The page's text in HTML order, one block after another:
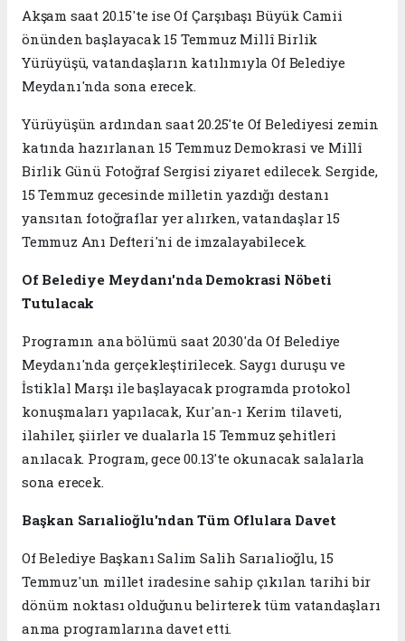
Akşam saat 20.15'te ise Of Çarşıbaşı Büyük Camii
önünden başlayacak 15 Temmuz Millî Birlik
Yürüyüşü, vatandaşların katılımıyla Of Belediye
Meydanı'nda sona erecek.
Yürüyüşün ardından saat 20.25'te Of Belediyesi zemin
katında hazırlanan 15 Temmuz Demokrasi ve Millî
Birlik Günü Fotoğraf Sergisi ziyaret edilecek. Sergide,
15 Temmuz gecesinde milletin yazdığı destanı
yansıtan fotoğraflar yer alırken, vatandaşlar 15
Temmuz Anı Defteri'ni de imzalayabilecek.
Of Belediye Meydanı'nda Demokrasi Nöbeti
Tutulacak
Programın ana bölümü saat 20.30'da Of Belediye
Meydanı'nda gerçekleştirilecek. Saygı duruşu ve
İstiklal Marşı ile başlayacak programda protokol
konuşmaları yapılacak, Kur'an-ı Kerim tilaveti,
ilahiler, şiirler ve dualarla 15 Temmuz şehitleri
anılacak. Program, gece 00.13'te okunacak salalarla
sona erecek.
Başkan Sarıalioğlu'ndan Tüm Oflulara Davet
Of Belediye Başkanı Salim Salih Sarıalioğlu, 15
Temmuz'un millet iradesine sahip çıkılan tarihi bir
dönüm noktası olduğunu belirterek tüm vatandaşları
anma programlarına davet etti.